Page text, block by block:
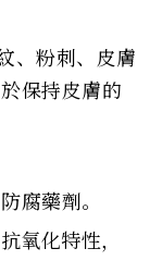
、粉刺、皮膚
保持皮膚的
腐藥劑。
氧化特性，